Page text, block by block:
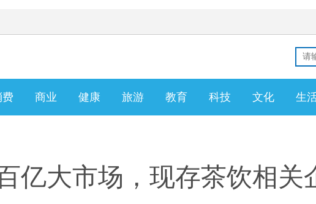
费 商业 健康 旅游 教育 科技 文化 生
亿大市场，现存茶饮相关